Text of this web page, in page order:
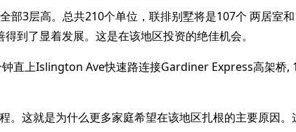
3层高。总共210个单位，联排别墅将是107个 两居室
到了显着发展。这是在该地区投资的绝佳机会。
直上Islington Ave快速路连接Gardiner Express高架桥,
这就是为什么更多家庭希望在该地区扎根的主要原因